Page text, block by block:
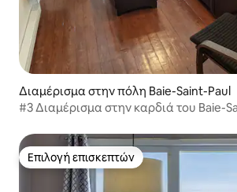
Διαμέρισμα στην πόλη Baie-Saint-Paul
#3 Διαμέρισμα στην καρδιά του Baie-
Επιλογή επισκεπτών
Επιλογή επισκεπτών